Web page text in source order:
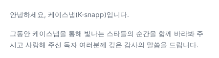
안녕하세요, 케이스냅(K-snapp)입니다.
그동안 케이스냅을 통해 빛나는 스타들의 순간을 함께 바라봐 주
시고 사랑해 주신 독자 여러분께 깊은 감사의 말씀을 드립니다.